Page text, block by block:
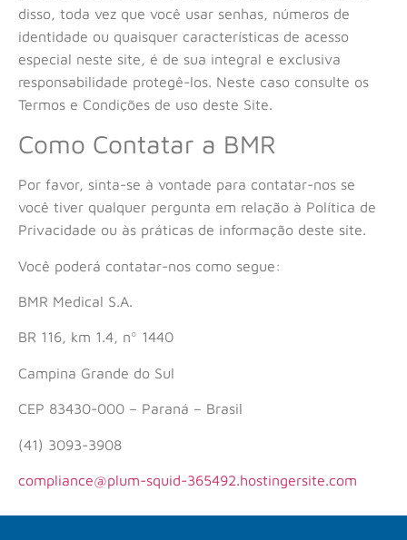
disso, toda vez que você usar senhas, números de
identidade ou quaisquer características de acesso
especial neste site, é de sua integral e exclusiva
responsabilidade protegê-los. Neste caso consulte os
Termos e Condições de uso deste Site.
Como Contatar a BMR
Por favor, sinta-se à vontade para contatar-nos se
você tiver qualquer pergunta em relação à Política de
Privacidade ou às práticas de informação deste site.
Você poderá contatar-nos como segue:
BMR Medical S.A.
BR 116, km 1.4, nº 1440
Campina Grande do Sul
CEP 83430-000 – Paraná – Brasil
(41) 3093-3908
compliance@plum-squid-365492.hostingersite.com